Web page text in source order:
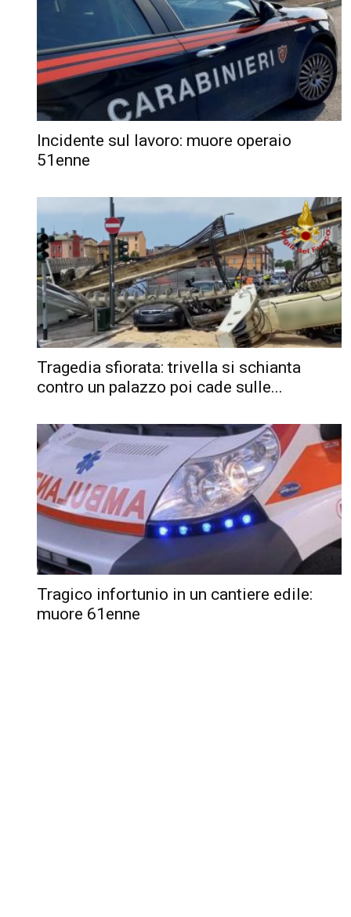
Incidente sul lavoro: muore operaio
51enne
Tragedia sfiorata: trivella si schianta
contro un palazzo poi cade sulle...
Tragico infortunio in un cantiere edile:
muore 61enne